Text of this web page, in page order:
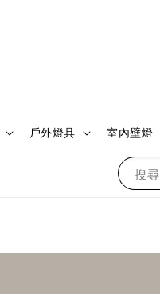
搜尋
戶外燈具 室內壁燈